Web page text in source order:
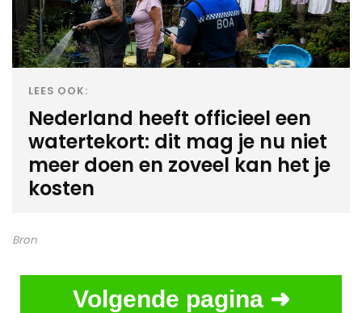
LEES OOK:
Nederland heeft officieel een
watertekort: dit mag je nu niet
meer doen en zoveel kan het je
kosten
Bron
Volgende pagina ➜